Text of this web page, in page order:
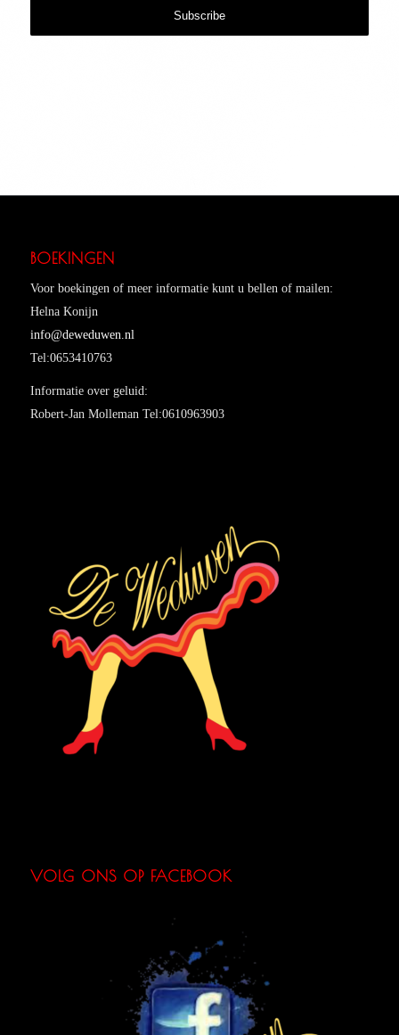
BOEKINGEN
Voor boekingen of meer informatie kunt u bellen of mailen:
Helna Konijn
info@deweduwen.nl
Tel:0653410763
Informatie over geluid:
Robert-Jan Molleman Tel:0610963903
VOLG ONS OP FACEBOOK